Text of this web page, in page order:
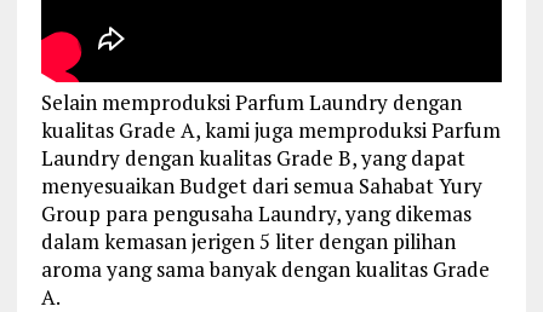
Selain memproduksi Parfum Laundry dengan
kualitas Grade A, kami juga memproduksi Parfum
Laundry dengan kualitas Grade B, yang dapat
menyesuaikan Budget dari semua Sahabat Yury
Group para pengusaha Laundry, yang dikemas
dalam kemasan jerigen 5 liter dengan pilihan
aroma yang sama banyak dengan kualitas Grade
A.